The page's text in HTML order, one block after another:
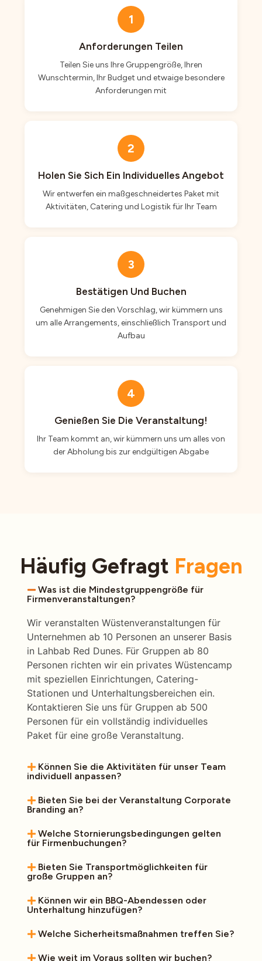
1
Anforderungen Teilen
Teilen Sie uns Ihre Gruppengröße, Ihren
Wunschtermin, Ihr Budget und etwaige besondere
Anforderungen mit
2
Holen Sie Sich Ein Individuelles Angebot
Wir entwerfen ein maßgeschneidertes Paket mit
Aktivitäten, Catering und Logistik für Ihr Team
3
Bestätigen Und Buchen
Genehmigen Sie den Vorschlag, wir kümmern uns
um alle Arrangements, einschließlich Transport und
Aufbau
4
Genießen Sie Die Veranstaltung!
Ihr Team kommt an, wir kümmern uns um alles von
der Abholung bis zur endgültigen Abgabe
Häufig Gefragt Fragen
Was ist die Mindestgruppengröße für
Firmenveranstaltungen?
Wir veranstalten Wüstenveranstaltungen für
Unternehmen ab 10 Personen an unserer Basis
in Lahbab Red Dunes. Für Gruppen ab 80
Personen richten wir ein privates Wüstencamp
mit speziellen Einrichtungen, Catering-
Stationen und Unterhaltungsbereichen ein.
Kontaktieren Sie uns für Gruppen ab 500
Personen für ein vollständig individuelles
Paket für eine große Veranstaltung.
Können Sie die Aktivitäten für unser Team
individuell anpassen?
Bieten Sie bei der Veranstaltung Corporate
Branding an?
Welche Stornierungsbedingungen gelten
für Firmenbuchungen?
Bieten Sie Transportmöglichkeiten für
große Gruppen an?
Können wir ein BBQ-Abendessen oder
Unterhaltung hinzufügen?
Welche Sicherheitsmaßnahmen treffen Sie?
Wie weit im Voraus sollten wir buchen?